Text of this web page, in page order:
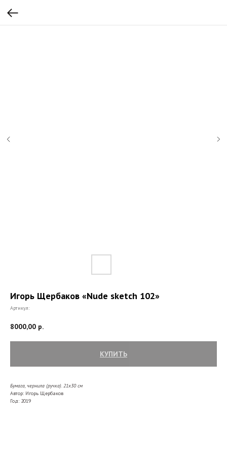
Игорь Щербаков «Nude sketch 102»
Артикул:
8000,00 р.
КУПИТЬ
Бумага, чернила (ручка). 21х30 см
Автор: Игорь Щербаков
Год: 2019